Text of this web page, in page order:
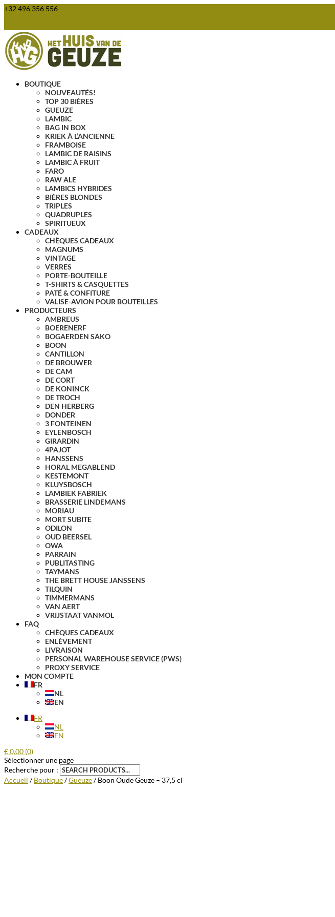
+32 496 356 556
BOUTIQUE
NOUVEAUTÉS!
TOP 30 BIÈRES
GUEUZE
LAMBIC
BAG IN BOX
KRIEK À L’ANCIENNE
FRAMBOISE
LAMBIC DE RAISINS
LAMBIC À FRUIT
FARO
RAW ALE
LAMBICS HYBRIDES
BIÈRES BLONDES
TRIPLES
QUADRUPLES
SPIRITUEUX
CADEAUX
CHÈQUES CADEAUX
MAGNUMS
VINTAGE
VERRES
PORTE-BOUTEILLE
T-SHIRTS & CASQUETTES
PATÉ & CONFITURE
VALISE-AVION POUR BOUTEILLES
PRODUCTEURS
AMBREUS
BOERENERF
BOGAERDEN SAKO
BOON
CANTILLON
DE BROUWER
DE CAM
DE CORT
DE KONINCK
DE TROCH
DEN HERBERG
DONDER
3 FONTEINEN
EYLENBOSCH
GIRARDIN
4PAJOT
HANSSENS
HORAL MEGABLEND
KESTEMONT
KLUYSBOSCH
LAMBIEK FABRIEK
BRASSERIE LINDEMANS
MORIAU
MORT SUBITE
ODILON
OUD BEERSEL
OWA
PARRAIN
PUBLITASTING
TAYMANS
THE BRETT HOUSE JANSSENS
TILQUIN
TIMMERMANS
VAN AERT
VRIJSTAAT VANMOL
FAQ
CHÈQUES CADEAUX
ENLÈVEMENT
LIVRAISON
PERSONAL WAREHOUSE SERVICE (PWS)
PROXY SERVICE
MON COMPTE
FR
NL
EN
FR
NL
EN
€0,00 (0)
Sélectionner une page
Recherche pour :
Accueil /Boutique/Gueuze/ Boon Oude Geuze – 37,5 cl